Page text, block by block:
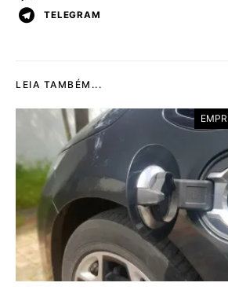
TELEGRAM
LEIA TAMBÉM...